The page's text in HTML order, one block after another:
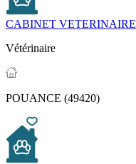
CABINET VETERINAIRE
Vétérinaire
POUANCE (49420)